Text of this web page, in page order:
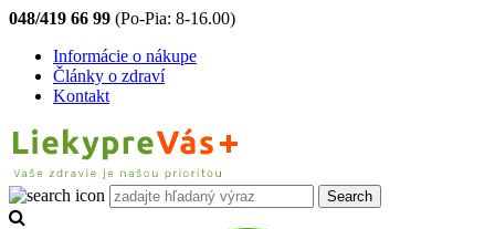
048/419 66 99 (Po-Pia: 8-16.00)
Informácie o nákupe
Články o zdraví
Kontakt